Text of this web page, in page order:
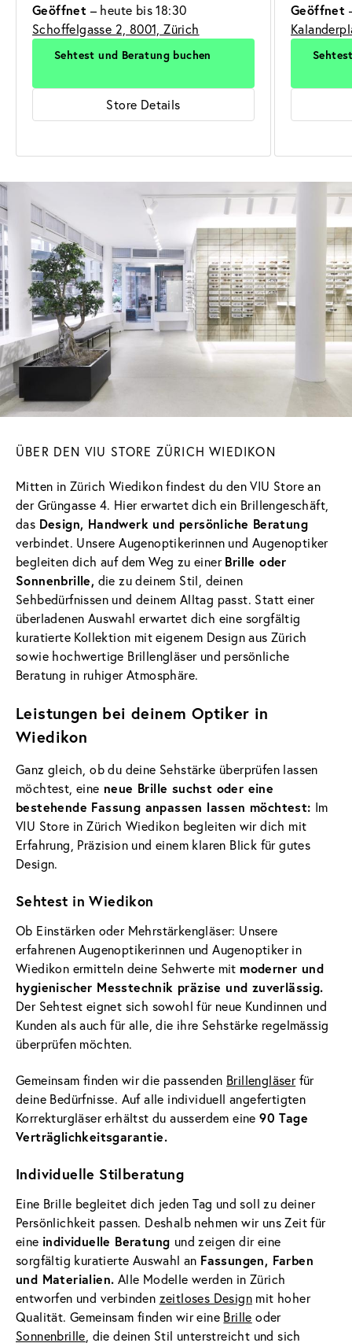
Geöffnet – heute bis 18:30
Schoffelgasse 2, 8001, Zürich
Sehtest und Beratung buchen
Store Details
Geöffnet
ÜBER DEN VIU STORE ZÜRICH WIEDIKON
Mitten in Zürich Wiedikon findest du den VIU Store an
der Grüngasse 4. Hier erwartet dich ein Brillengeschäft,
das Design, Handwerk und persönliche Beratung
verbindet. Unsere Augenoptikerinnen und Augenoptiker
begleiten dich auf dem Weg zu einer Brille oder
Sonnenbrille, die zu deinem Stil, deinen
Sehbedürfnissen und deinem Alltag passt. Statt einer
überladenen Auswahl erwartet dich eine sorgfältig
kuratierte Kollektion mit eigenem Design aus Zürich
sowie hochwertige Brillengläser und persönliche
Beratung in ruhiger Atmosphäre.
Leistungen bei deinem Optiker in
Wiedikon
Ganz gleich, ob du deine Sehstärke überprüfen lassen
möchtest, eine neue Brille suchst oder eine
bestehende Fassung anpassen lassen möchtest: Im
VIU Store in Zürich Wiedikon begleiten wir dich mit
Erfahrung, Präzision und einem klaren Blick für gutes
Design.
Sehtest in Wiedikon
Ob Einstärken oder Mehrstärkengläser: Unsere
erfahrenen Augenoptikerinnen und Augenoptiker in
Wiedikon ermitteln deine Sehwerte mit moderner und
hygienischer Messtechnik präzise und zuverlässig.
Der Sehtest eignet sich sowohl für neue Kundinnen und
Kunden als auch für alle, die ihre Sehstärke regelmässig
überprüfen möchten.
Gemeinsam finden wir die passenden Brillengläserfür
deine Bedürfnisse. Auf alle individuell angefertigten
Korrekturgläser erhältst du ausserdem eine90 Tage
Verträglichkeitsgarantie.
Individuelle Stilberatung
Eine Brille begleitet dich jeden Tag und soll zu deiner
Persönlichkeit passen. Deshalb nehmen wir uns Zeit für
eine individuelle Beratung und zeigen dir eine
sorgfältig kuratierte Auswahl an Fassungen, Farben
und Materialien. Alle Modelle werden in Zürich
entworfen und verbinden zeitloses Design mit hoher
Qualität. Gemeinsam finden wir eine Brille oder
Sonnenbrille , die deinen Stil unterstreicht und sich